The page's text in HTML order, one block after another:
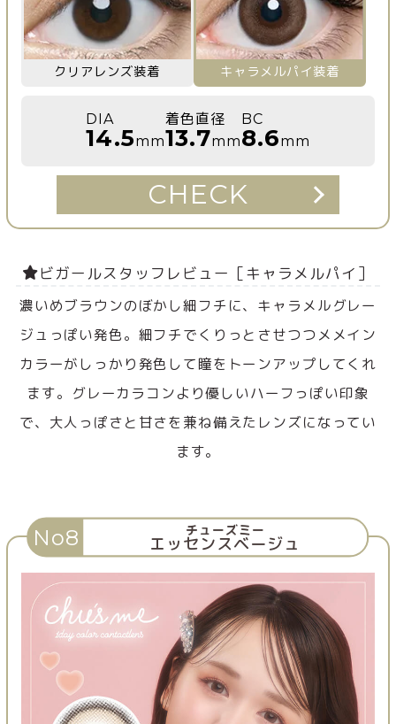
クリアレンズ装着 キャラメルパイ装着
DIA
14.5mm
着色直径
13.7mm
BC
8.6mm
CHECK
ビガールスタッフレビュー［キャラメルパイ］
濃いめブラウンのぼかし細フチに、キャラメルグレー
ジュっぽい発色。細フチでくりっとさせつつメメイン
カラーがしっかり発色して瞳をトーンアップしてくれ
ます。グレーカラコンより優しいハーフっぽい印象
で、大人っぽさと甘さを兼ね備えたレンズになってい
ます。
No8 チューズミー
エッセンスベージュ